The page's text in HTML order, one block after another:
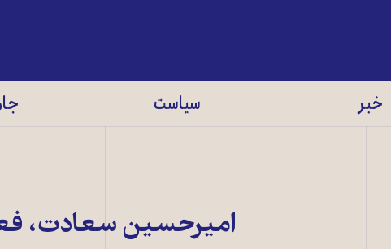
خبر سیاست
امیرحسین سعادت،